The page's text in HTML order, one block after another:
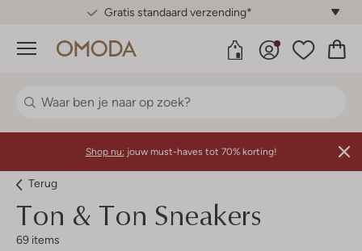
Gratis standaard verzending*
Menu
Shop nu: jouw must-haves tot 70% korting!
Terug
Ton & Ton Sneakers
69 items